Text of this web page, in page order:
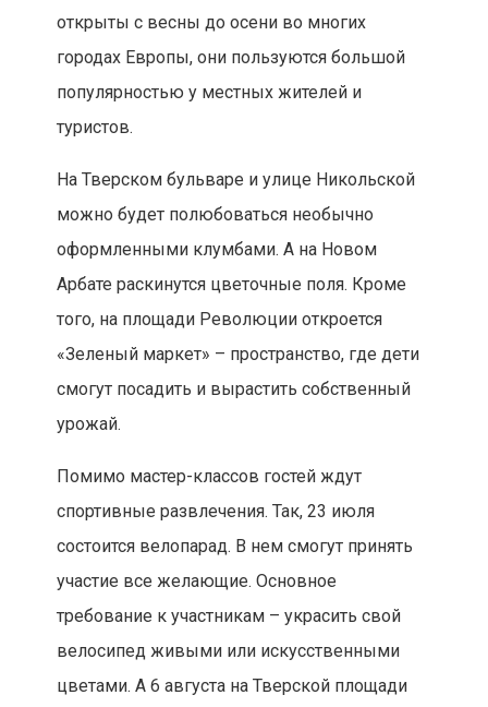
открыты с весны до осени во многих
городах Европы, они пользуются большой
популярностью у местных жителей и
туристов.
На Тверском бульваре и улице Никольской
можно будет полюбоваться необычно
оформленными клумбами. А на Новом
Арбате раскинутся цветочные поля. Кроме
того, на площади Революции откроется
«Зеленый маркет» – пространство, где дети
смогут посадить и вырастить собственный
урожай.
Помимо мастер-классов гостей ждут
спортивные развлечения. Так, 23 июля
состоится велопарад. В нем смогут принять
участие все желающие. Основное
требование к участникам – украсить свой
велосипед живыми или искусственными
цветами. А 6 августа на Тверской площади